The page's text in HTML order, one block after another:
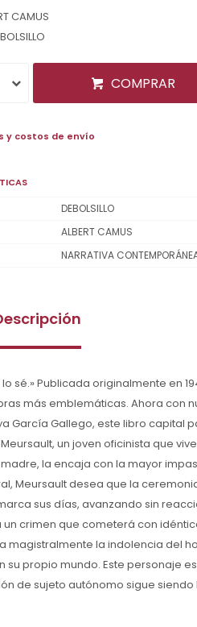
CAMUS
COMPRAR
y costos de envío
DEBOLSILLO
ALBERT CAMUS
NARRATIVA
sé.» Publicada originalmente en
más emblemáticas. Ahora con
García Gallego, este libro capital
un joven oficinista que
la encaja con la mayor
Meursault desea que la
sus días, avanzando sin
crimen que cometerá con
la indolencia del
su propio mundo. Este personaje
de sujeto autónomo sigue siendo